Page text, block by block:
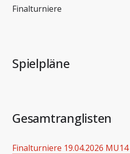
Finalturniere
Spielpläne
Gesamtranglisten
Finalturniere 19.04.2026